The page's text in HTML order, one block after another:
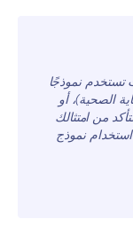
تستخدم نموذجًا
الصحية)، أو
من امتثالك
نموذج